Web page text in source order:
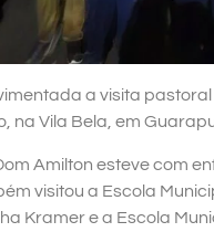
a visita
na Vila Bela, em
Amilton esteve com
visitou a Escola
Kramer e a Escola